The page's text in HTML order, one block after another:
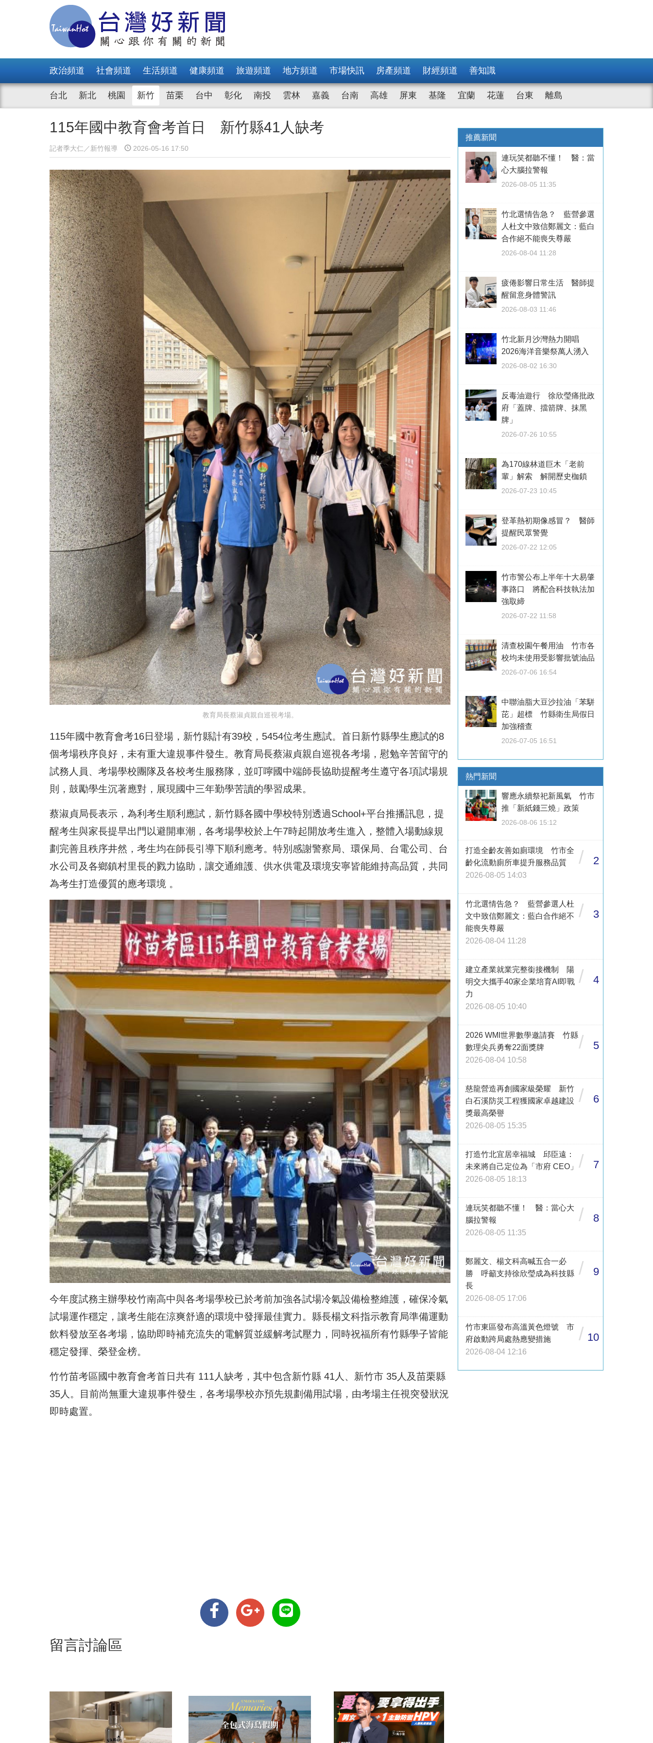
政治頻道 社會頻道 生活頻道 健康頻道 旅遊頻道 地方頻道 市場快訊 房產頻道 財經頻道 善知識
台北 新北 桃園 新竹 苗栗 台中 彰化 南投 雲林 嘉義 台南 高雄 屏東 基隆 宜蘭 花蓮 台東 離島
115年國中教育會考首日 新竹縣41人缺考
記者季大仁／新竹報導 2026-05-16 17:50
教育局長蔡淑貞親自巡視考場。
115年國中教育會考16日登場，新竹縣計有39校，5454位考生應試。首日新竹縣學生應試的8
個考場秩序良好，未有重大違規事件發生。教育局長蔡淑貞親自巡視各考場，慰勉辛苦留守的
試務人員、考場學校團隊及各校考生服務隊，並叮嚀國中端師長協助提醒考生遵守各項試場規
則，鼓勵學生沉著應對，展現國中三年勤學苦讀的學習成果。
蔡淑貞局長表示，為利考生順利應試，新竹縣各國中學校特別透過School+平台推播訊息，提
醒考生與家長提早出門以避開車潮，各考場學校於上午7時起開放考生進入，整體入場動線規
劃完善且秩序井然，考生均在師長引導下順利應考。特別感謝警察局、環保局、台電公司、台
水公司及各鄉鎮村里長的戮力協助，讓交通維護、供水供電及環境安寧皆能維持高品質，共同
為考生打造優質的應考環境 。
今年度試務主辦學校竹南高中與各考場學校已於考前加強各試場冷氣設備檢整維護，確保冷氣
試場運作穩定，讓考生能在涼爽舒適的環境中發揮最佳實力。縣長楊文科指示教育局準備運動
飲料發放至各考場，協助即時補充流失的電解質並緩解考試壓力，同時祝福所有竹縣學子皆能
穩定發揮、榮登金榜。
竹竹苗考區國中教育會考首日共有 111人缺考，其中包含新竹縣 41人、新竹市 35人及苗栗縣
35人。目前尚無重大違規事件發生，各考場學校亦預先規劃備用試場，由考場主任視突發狀況
即時處置。
留言討論區
推薦新聞
連玩笑都聽不懂！ 醫：當
心大腦拉警報
2026-08-05 11:35
竹北選情告急？ 藍營參選
人杜文中致信鄭麗文：藍白
合作絕不能喪失尊嚴
2026-08-04 11:28
疲倦影響日常生活 醫師提
醒留意身體警訊
2026-08-03 11:46
竹北新月沙灣熱力開唱
2026海洋音樂祭萬人湧入
2026-08-02 16:30
反毒油遊行 徐欣瑩痛批政
府「蓋牌、擋箭牌、抹黑
牌」
2026-07-26 10:55
為170線林道巨木「老前
輩」解索 解開歷史枷鎖
2026-07-23 10:45
登革熱初期像感冒？ 醫師
提醒民眾警覺
2026-07-22 12:05
竹市警公布上半年十大易肇
事路口 將配合科技執法加
強取締
2026-07-22 11:58
清查校園午餐用油 竹市各
校均未使用受影響批號油品
2026-07-06 16:54
中聯油脂大豆沙拉油「苯駢
芘」超標 竹縣衛生局假日
加強稽查
2026-07-05 16:51
熱門新聞
響應永續祭祀新風氣 竹市
推「新紙錢三燒」政策
2026-08-06 15:12
打造全齡友善如廁環境 竹市全
齡化流動廁所車提升服務品質
2026-08-05 14:03
/ 2
竹北選情告急？ 藍營參選人杜
文中致信鄭麗文：藍白合作絕不
能喪失尊嚴
2026-08-04 11:28
/ 3
建立產業就業完整銜接機制 陽
明交大攜手40家企業培育AI即戰
力
2026-08-05 10:40
/ 4
2026 WMI世界數學邀請賽 竹縣
數理尖兵勇奪22面獎牌
2026-08-04 10:58
/ 5
慈龍營造再創國家級榮耀 新竹
白石溪防災工程獲國家卓越建設
獎最高榮譽
2026-08-05 15:35
/ 6
打造竹北宜居幸福城 邱臣遠：
未來將自己定位為「市府 CEO」
2026-08-05 18:13
/ 7
連玩笑都聽不懂！ 醫：當心大
腦拉警報
2026-08-05 11:35
/ 8
鄭麗文、楊文科高喊五合一必
勝 呼籲支持徐欣瑩成為科技縣
長
2026-08-05 17:06
/ 9
竹市東區發布高溫黃色燈號 市
府啟動跨局處熱應變措施
2026-08-04 12:16
/ 10